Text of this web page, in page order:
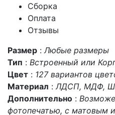
Сборка
Оплата
Отзывы
Размер :Любые размеры
Тип : Встроенный или
Цвет : 127 вариантов
Материал :ЛДСП, МДФ,
Дополнительно :
фотопечатью, с матовым